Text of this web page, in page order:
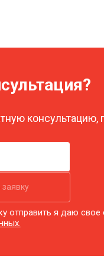
консультацию,
отправить я даю свое